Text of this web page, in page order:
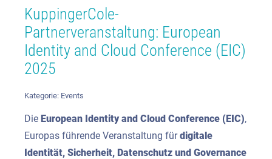
KuppingerCole-
Partnerveranstaltung: European
Identity and Cloud Conference (EIC)
2025
Kategorie: Events
Die European Identity and Cloud Conference (EIC),
Europas führende Veranstaltung fürdigitale
Identität, Sicherheit, Datenschutz und Governance